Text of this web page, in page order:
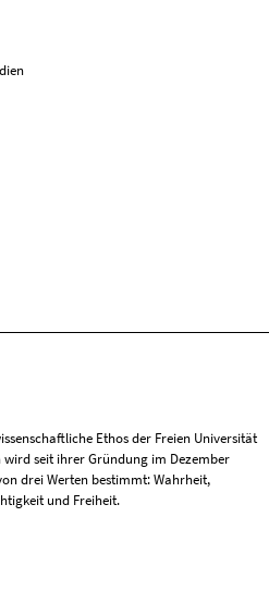
Ethos der Freien Universität
wird seit ihrer Gründung im Dezember
drei Werten bestimmt: Wahrheit,
und Freiheit.